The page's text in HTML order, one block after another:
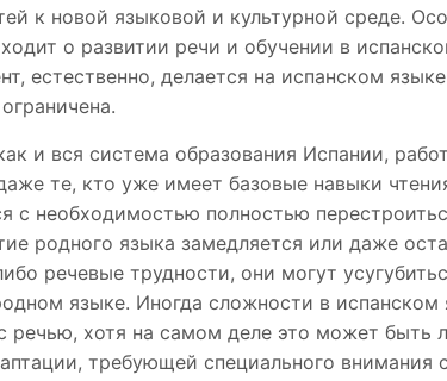
к новой языковой и культурной среде.
о развитии речи и обучении в
естественно, делается на испанском
и вся система образования Испании,
те, кто уже имеет базовые навыки
с необходимостью полностью
родного языка замедляется или даже
речевые трудности, они могут
языке. Иногда сложности в
речью, хотя на самом деле это может быть
требующей специального внимания